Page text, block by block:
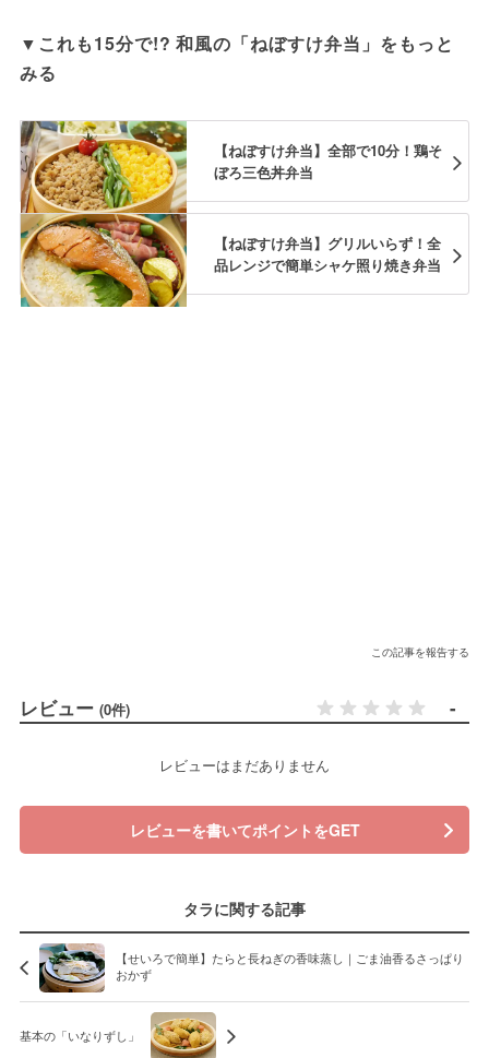
▼これも15分で!? 和風の「ねぼすけ弁当」をもっと
みる
【ねぼすけ弁当】全部で10分！鶏そ
ぼろ三色丼弁当
【ねぼすけ弁当】グリルいらず！全
品レンジで簡単シャケ照り焼き弁当
この記事を報告する
レビュー (0件) -
レビューはまだありません
レビューを書いてポイントをGET
タラに関する記事
【せいろで簡単】たらと長ねぎの香味蒸し｜ごま油香るさっぱり
おかず
基本の「いなりずし」